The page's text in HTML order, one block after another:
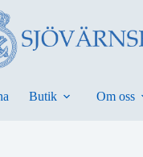
Butik Om oss